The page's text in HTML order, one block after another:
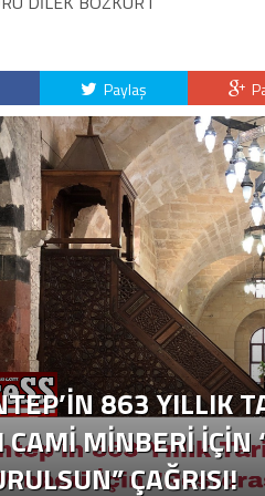
Paylaş
863 YILLIK
CAMI MINBERI İÇIN
ÇAĞRISI!